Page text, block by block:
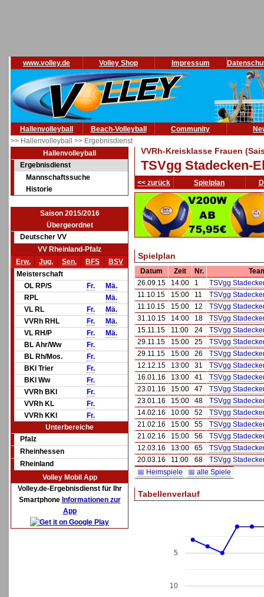
www.volley.de Volley Shop Impressum
Hallenvolleyball Beach-Volleyball Community
>> Hallenvolleyball >> Ergebnisdienst
Hallenvolleyball
Ergebnisdienst
Mannschaftssuche
Historie
Saison 2015/2016
Übergeordnet
Deutscher VV
VV Rheinland-Pfalz
Erw.
Jug. Sen. BFS
BSV
Meisterschaft
OL RP/S
Fr.
Mä.
RPL
Mä.
VL RL
Fr.
Mä.
VVRh RHL
Fr.
Mä.
VL RH/P
Fr.
Mä.
BL Ahr/Ww
Fr.
BL Rh/Mos.
Fr.
BKl Trier
Fr.
BKl Ww
Fr.
VVRh BKl
Fr.
VVRh KL
Fr.
VVRh KKl
Fr.
Unterbereiche
Pfalz
Rheinhessen
Rheinland
Volley Mobil App
Volley.de-Ergebnisdienst für Ihr
Smartphone Informationen zur
App
VVRh-Kreisklasse Frauen
TSVgg Stadecken-
<< zurück Spielplan
Spielplan
Datum Zeit Nr.
26.09.15
14:00 1
TSVgg
11.10.15
15:00 11
TSVgg
11.10.15
15:00 12
TSVgg
31.10.15
14:00 18
TSVgg
15.11.15
11:00 24
TSVgg
29.11.15
15:00 25
TSVgg
29.11.15
15:00 26
TSVgg
12.12.15
13:00 31
TSVgg
16.01.16
13:00 41
TSVgg
23.01.16
15:00 47
TSVgg
23.01.16
15:00 48
TSVgg
14.02.16
10:00 52
TSVgg
21.02.16
15:00 55
TSVgg
21.02.16
15:00 56
TSVgg
12.03.16
13:00 65
TSVgg
20.03.16
11:00 68
TSVgg
📅 Heimspiele
📅 alle Spiele
Tabellenverlauf
5
10